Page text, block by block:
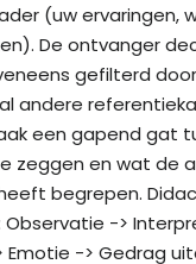
(uw ervaringen,
De ontvanger
gefilterd
andere
een gapend gat
zeggen en wat de
begrepen.
Observatie ->
Emotie -> Gedrag